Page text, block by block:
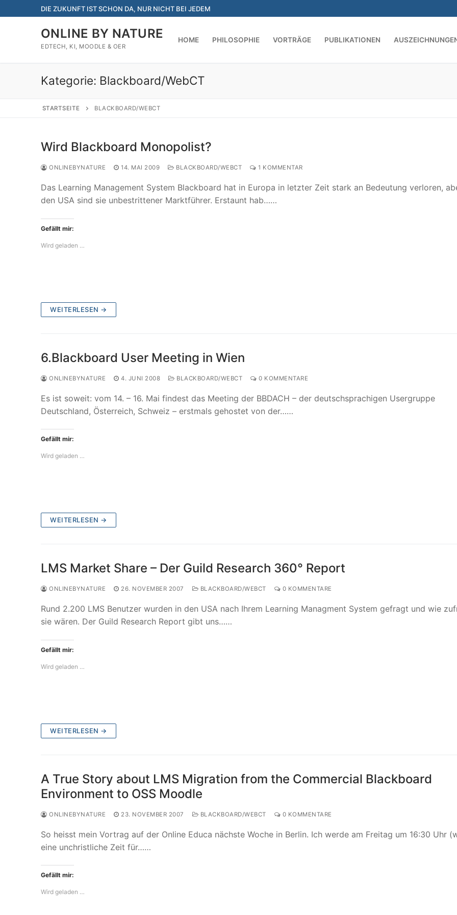
Inhalt
DIE ZUKUNFT IST SCHON DA, NUR NICHT BEI JEDEM
ONLINE BY NATURE
EDTECH, KI, MOODLE & OER
HOME PHILOSOPHIE VORTRÄGE PUBLIKATIONEN
Kategorie: Blackboard/WebCT
STARTSEITE BLACKBOARD/WEBCT
Wird Blackboard Monopolist?
ONLINEBYNATURE 14. MAI 2009 BLACKBOARD/WEBCT 1 KOMMENTAR
Das Learning Management System Blackboard hat in Europa in letzter Zeit stark an Bedeutung verloren,
den USA sind sie unbestrittener Marktführer. Erstaunt hab……
Gefällt mir:
Wird geladen …
WEITERLESEN →
6.Blackboard User Meeting in Wien
ONLINEBYNATURE 4. JUNI 2008 BLACKBOARD/WEBCT 0 KOMMENTARE
Es ist soweit: vom 14. – 16. Mai findest das Meeting der BBDACH – der deutschsprachigen Usergruppe
Deutschland, Österreich, Schweiz – erstmals gehostet von der……
Gefällt mir:
Wird geladen …
WEITERLESEN →
LMS Market Share – Der Guild Research 360° Report
ONLINEBYNATURE 26. NOVEMBER 2007 BLACKBOARD/WEBCT 0 KOMMENTARE
Rund 2.200 LMS Benutzer wurden in den USA nach Ihrem Learning Managment System gefragt und wie
sie wären. Der Guild Research Report gibt uns……
Gefällt mir:
Wird geladen …
WEITERLESEN →
A True Story about LMS Migration from the Commercial Blackboard
Environment to OSS Moodle
ONLINEBYNATURE 23. NOVEMBER 2007 BLACKBOARD/WEBCT 0 KOMMENTARE
So heisst mein Vortrag auf der Online Educa nächste Woche in Berlin. Ich werde am Freitag um 16:30 Uhr
eine unchristliche Zeit für……
Gefällt mir:
Wird geladen …